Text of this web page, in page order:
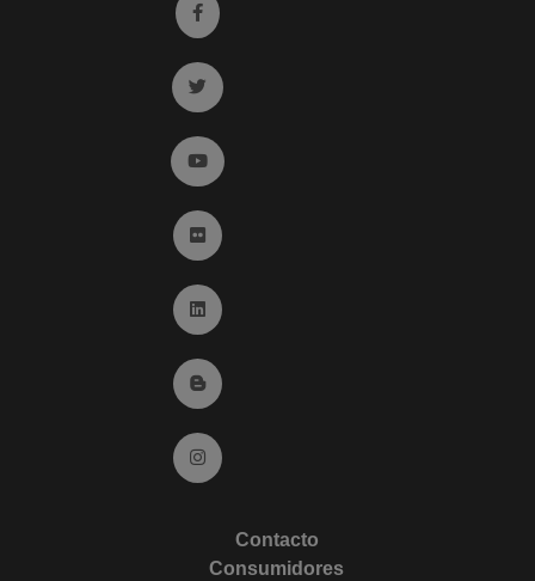
Ir a facebook (abre en ventana nueva)
Ir a twitter (abre en ventana nueva)
Ir a YouTube (abre en ventana nueva)
Ir a Flickr (abre en ventana nueva)
Ir a Linkedin (abre en ventana nueva)
Ir al Blog (abre en ventana nueva)
Ir a Instagram (abre en ventana nueva)
Contacto
Consumidores